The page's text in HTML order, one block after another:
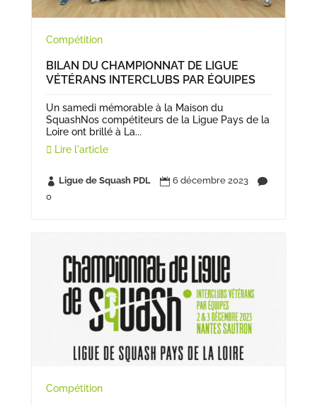
Compétition
BILAN DU CHAMPIONNAT DE LIGUE
VÉTÉRANS INTERCLUBS PAR ÉQUIPES
Un samedi mémorable à la Maison du
SquashNos compétiteurs de la Ligue Pays de la
Loire ont brillé à La...
Lire l'article
 Ligue de Squash PDL  6 décembre 2023 
0
Compétition